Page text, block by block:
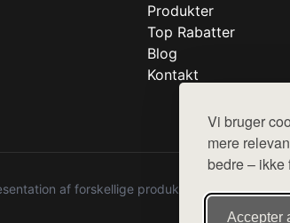
Vi bruger
mere
bedre –
Accepter
Produkter
Top Rabatter
Blog
Kontakt
af forskellige produkter fra diverse